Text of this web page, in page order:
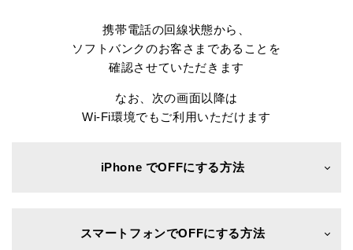
携帯電話の回線状態から、
ソフトバンクのお客さまであることを
確認させていただきます
なお、次の画面以降は
Wi-Fi環境でもご利用いただけます
iPhone でOFFにする方法
スマートフォンでOFFにする方法